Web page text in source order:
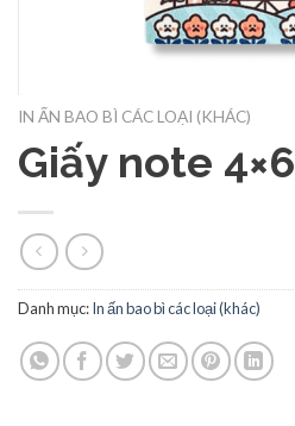
IN ẤN BAO BÌ CÁC LOẠI (KHÁC)
Giấy note 4×6
Danh mục:In ấn bao bì các loại (khác)